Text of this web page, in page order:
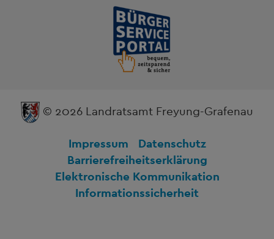
© 2026 Landratsamt Freyung-Grafenau
Impressum
Datenschutz
Barrierefreiheitserklärung
Elektronische Kommunikation
Informationssicherheit